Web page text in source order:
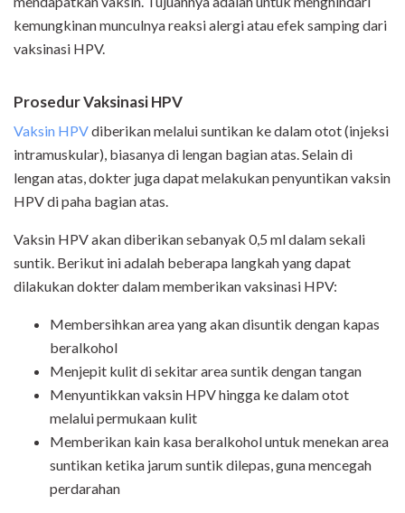
kemungkinan munculnya reaksi alergi atau efek samping dari
vaksinasi HPV.
Prosedur Vaksinasi HPV
Vaksin HPVdiberikan melalui suntikan ke dalam otot (injeksi
intramuskular), biasanya di lengan bagian atas. Selain di
lengan atas, dokter juga dapat melakukan penyuntikan vaksin
HPV di paha bagian atas.
Vaksin HPV akan diberikan sebanyak 0,5 ml dalam sekali
suntik. Berikut ini adalah beberapa langkah yang dapat
dilakukan dokter dalam memberikan vaksinasi HPV:
Membersihkan area yang akan disuntik dengan kapas
beralkohol
Menjepit kulit di sekitar area suntik dengan tangan
Menyuntikkan vaksin HPV hingga ke dalam otot
melalui permukaan kulit
Memberikan kain kasa beralkohol untuk menekan area
suntikan ketika jarum suntik dilepas, guna mencegah
perdarahan